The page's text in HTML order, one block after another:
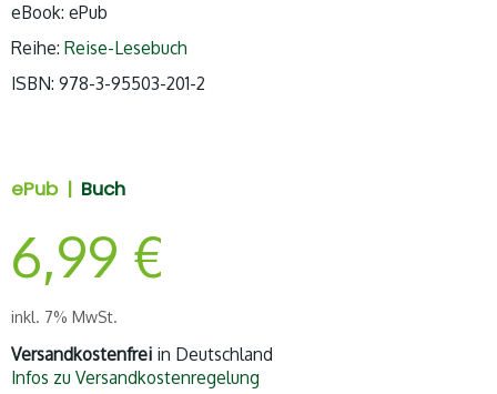
eBook: ePub
Reihe: Reise-Lesebuch
ISBN: 978-3-95503-201-2
ePub | Buch
6,99 €
inkl. 7% MwSt.
Versandkostenfrei in Deutschland
Infos zu Versandkostenregelung